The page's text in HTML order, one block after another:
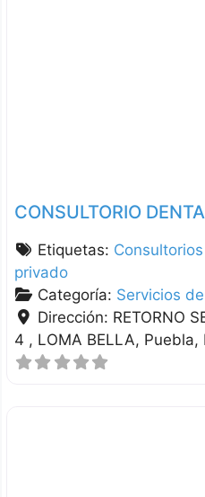
CONSULTORIO
Etiquetas:
privado
Categoría: Servicios
Dirección: RETORNO
4 , LOMA BELLA Puebla